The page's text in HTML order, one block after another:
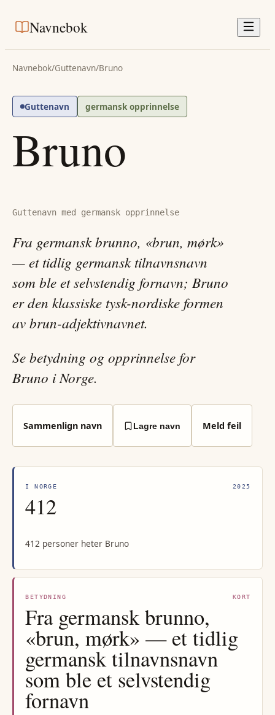
Navnebok
Navnebok/Guttenavn/Bruno
Guttenavn germansk opprinnelse
Bruno
Guttenavn med germansk opprinnelse
Fra germansk brunno, «brun, mørk»
— et tidlig germansk tilnavnsnavn
som ble et selvstendig fornavn; Bruno
er den klassiske tysk-nordiske formen
av brun-adjektivnavnet.
Se betydning og opprinnelse for
Bruno i Norge.
Sammenlign navn Lagre navn Meld feil
I NORGE 2025
412
412 personer heter Bruno
BETYDNING KORT
Fra germansk brunno,
«brun, mørk» — et tidlig
germansk tilnavnsnavn
som ble et selvstendig
fornavn